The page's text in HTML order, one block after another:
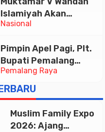
Halal di Jakarta
Nasional
Islamiyah Akan
Kukuhkan 10.000
Masjid Istiqlal
Pemalang Raya
Pimpin Apel Pagi, Plt.
Bupati Pemalang
Tekankan Disiplin dan
Soliditas ASN untuk
Pelayanan Publik
Muslim Family Expo
2026: Ajang